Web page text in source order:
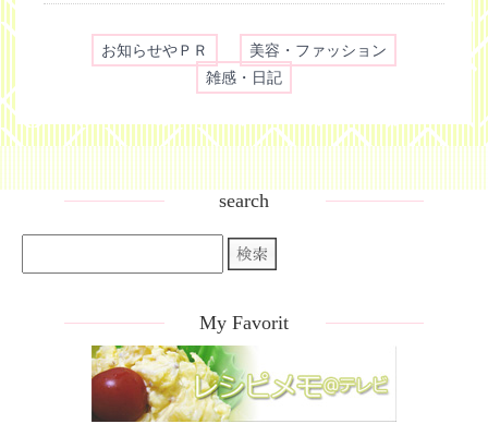
お知らせやＰＲ
美容・ファッション
雑感・日記
search
My Favorit